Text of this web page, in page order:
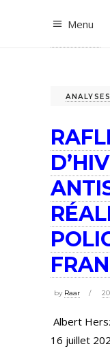
Menu
by Raar
Albert
16 juillet